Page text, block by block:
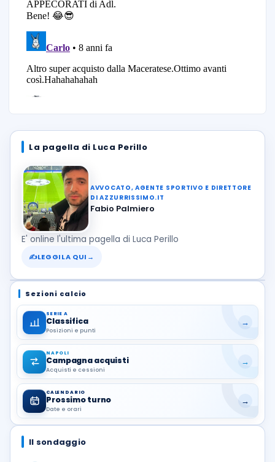
La pagella di Luca Perillo
AVVOCATO, AGENTE SPORTIVO E DIRETTORE
DI AZZURRISSIMO.IT
Fabio Palmiero
E' online l'ultima pagella di Luca Perillo
✍LEGGILA QUI →
Sezioni calcio
SERIE A
Classifica
Posizioni e punti
→
NAPOLI
Campagna acquisti
Acquisti e cessioni
→
CALENDARIO
Prossimo turno
Date e orari
→
Il sondaggio